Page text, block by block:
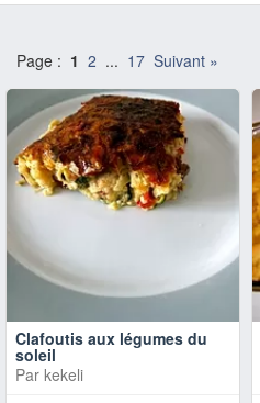
Page : 1 2 ... 17 Suivant »
Clafoutis aux légumes du
soleil
Par kekeli